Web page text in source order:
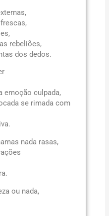
rebeliões,
dos dedos.
emoção culpada,
se rimada com
nada rasas,
ou nada,